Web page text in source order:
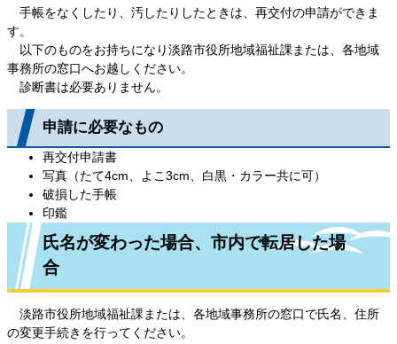
手帳をなくしたり、汚したりしたときは、再交付の申請ができま
す。
以下のものをお持ちになり淡路市役所地域福祉課または、各地域
事務所の窓口へお越しください。
診断書は必要ありません。
申請に必要なもの
再交付申請書
写真（たて4cm、よこ3cm、白黒・カラー共に可）
破損した手帳
印鑑
氏名が変わった場合、市内で転居した場
合
淡路市役所地域福祉課または、各地域事務所の窓口で氏名、住所
の変更手続きを行ってください。